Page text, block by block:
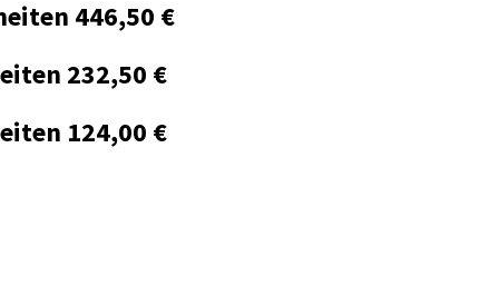
446,50 €
232,50 €
124,00 €